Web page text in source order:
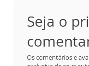
Seja o
Os comentários e